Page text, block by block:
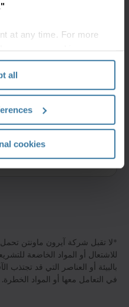
at any time. For more
.
all
cookies
تسليم
شبكة منشآت التخزين
وسهلة ومريحة. لدينا
والمطارات والطرق
ما تحتاجه
*لا تقبل شركة آيرون ماونتن تحمل
للاشتعال أو المواد الخاضعة
بالبيئة أو العناصر التي قد تجتذب
في التعامل معها أو المواد الخطرة.